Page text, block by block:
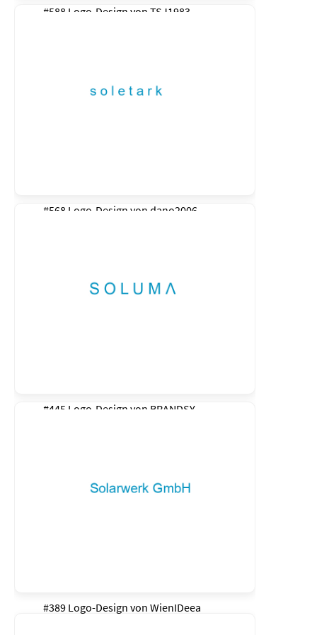
#588 Logo-Design von TSJ1983
#568 Logo-Design von dano2006
#445 Logo-Design von BRANDSY
#389 Logo-Design von WienIDeea